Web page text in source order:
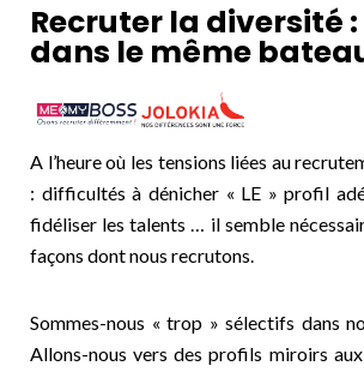
Recruter la diversité
dans le même
A l’heure où les tensions liées au
: difficultés à dénicher « LE » profil
fidéliser les talents … il semble
façons dont nous recrutons.
Sommes-nous « trop » sélectifs dans
Allons-nous vers des profils miroirs